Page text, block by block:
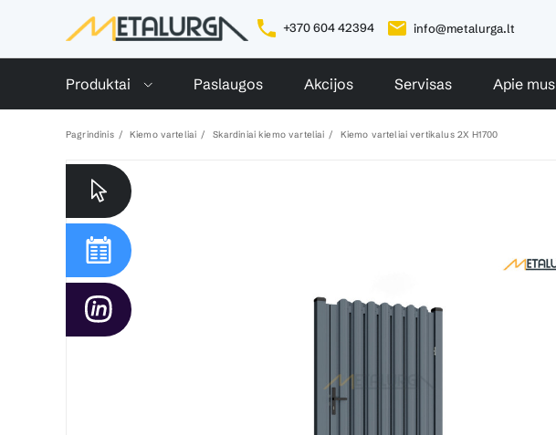
+370 604 42394 info@metalurga.lt
Produktai Paslaugos Akcijos Servisas Apie mus
Pagrindinis Kiemo varteliai Skardiniai kiemo varteliai Kiemo varteliai vertikalus 2X H1700